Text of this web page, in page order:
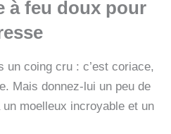
à feu doux pour
un coing cru : c’est coriace,
Mais donnez-lui un peu de
moelleux incroyable et un